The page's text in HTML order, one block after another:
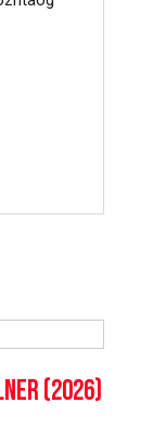
(2026)